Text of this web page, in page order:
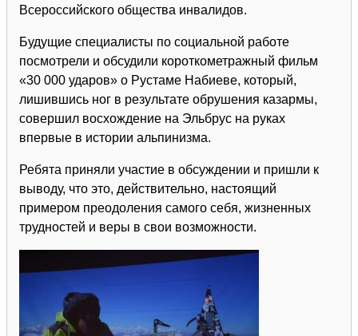
Всероссийского общества инвалидов.
Будущие специалисты по социальной работе
посмотрели и обсудили короткометражный фильм
«30 000 ударов» о Рустаме Набиеве, который,
лишившись ног в результате обрушения казармы,
совершил восхождение на Эльбрус на руках
впервые в истории альпинизма.
Ребята приняли участие в обсуждении и пришли к
выводу, что это, действительно, настоящий
примером преодоления самого себя, жизненных
трудностей и веры в свои возможности.